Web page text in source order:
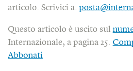
articolo. Scrivici a:
Questo articolo è uscito sul
Internazionale, a pagina 25.
Abbonati